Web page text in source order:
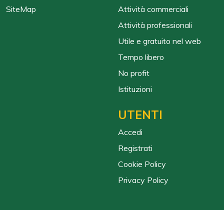
SiteMap
Attività commerciali
Attività professionali
Utile e gratuito nel web
Tempo libero
No profit
Istituzioni
UTENTI
Accedi
Registrati
Cookie Policy
Privacy Policy